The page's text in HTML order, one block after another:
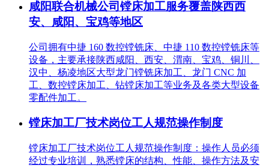
咸阳联合机械公司镗床加工服务覆盖陕西西
安、咸阳、宝鸡等地区
公司拥有中捷 160 数控镗铣床、中捷 110 数控镗铣床等
设备，主要承接陕西咸阳、西安、渭南、宝鸡、铜川、
汉中、杨凌地区大型龙门镗铣床加工、龙门 CNC 加
工、数控镗床加工、钻镗床加工等业务及各类大型设备
零配件加工。
镗床加工厂技术岗位工人规范操作制度
镗床加工厂技术岗位工人规范操作制度：操作人员必须
经过专业培训，熟悉镗床的结构、性能、操作方法及安